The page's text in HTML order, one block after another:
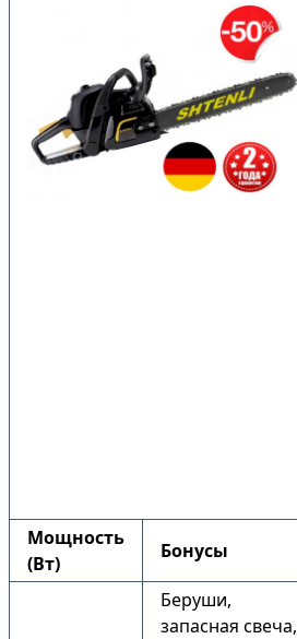
Мощность
(Вт)
Бонусы
Беруши,
запасная свеча,